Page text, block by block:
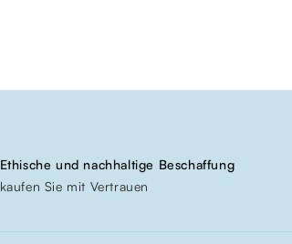
Ethische und nachhaltige Beschaffung
kaufen Sie mit Vertrauen